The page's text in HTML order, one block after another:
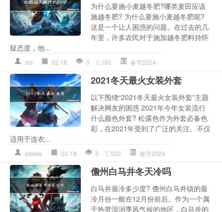
为什么要施小麦越冬肥?哪类麦田应该
施越冬肥? 为什么要施小麦越冬肥呢?
这是一个让人困惑的问题。在过去的几
年里，许多农民对于施加越冬肥料持怀
疑态度，他...
xld 02-18 0 180 春节2024
2021冬天最火女装外套
以下围绕“2021冬天最火女装外套”主题
解决网友的困惑 2021年今年女装流行
什么颜色外套? 松露色作为外套必备色
彩，在2021年受到了广泛的关注。不仅
适用于连衣...
sslake 02-18 0 520 春节2024
儋州白马井冬天冷吗
白马井最冷多少度? 儋州白马井镇的最
冷月份一般在12月份前后。作为一个属
于热带湿润季风气候的地区，白马井的